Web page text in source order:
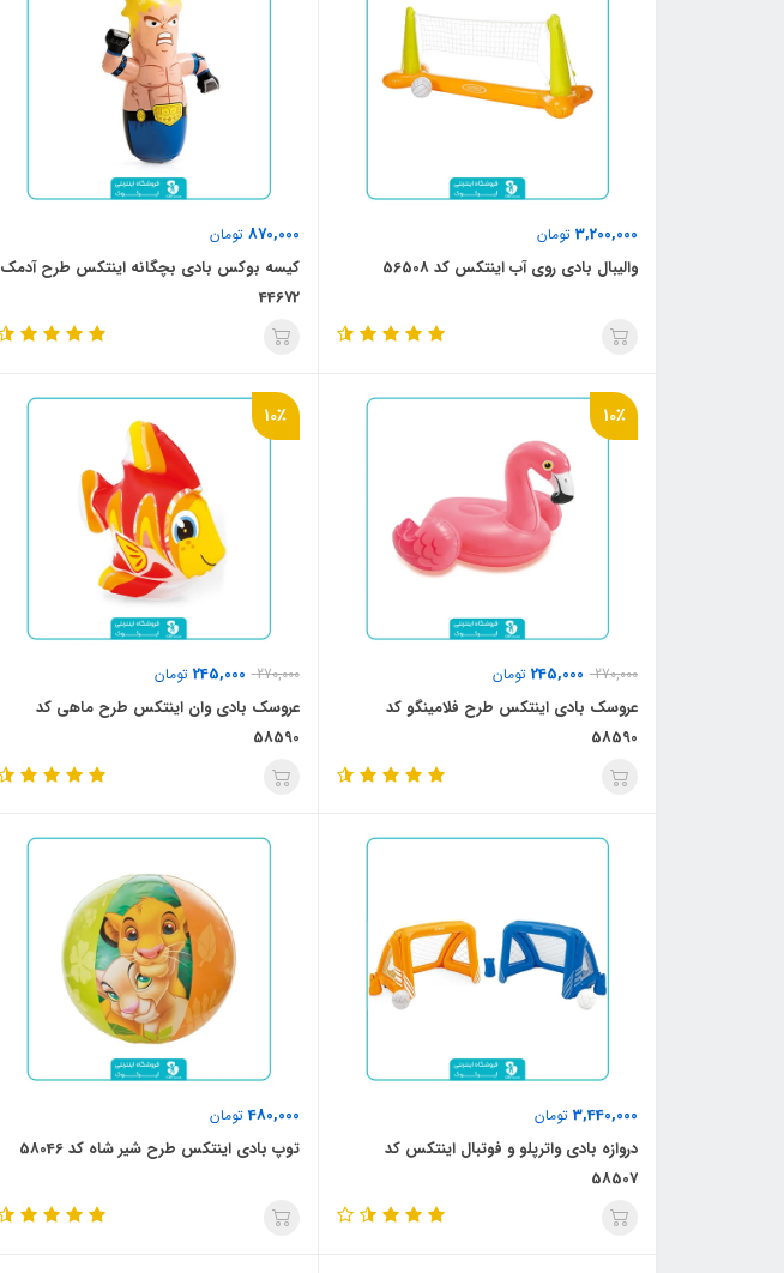
3,200,000 تومان
والیبال بادی روی آب اینتکس کد 56508
870,000 تومان
کیسه بوکس بادی بچگانه اینتکس طرح آدمک
44672
10٪
270,000
245,000 تومان
عروسک بادی اینتکس طرح فلامینگو کد
58590
10٪
270,000
245,000 تومان
عروسک بادی وان اینتکس طرح ماهی کد
58590
3,440,000 تومان
دروازه بادی واترپلو و فوتبال اینتکس کد
58507
480,000تومان
توپ بادی اینتکس طرح شیر شاه کد 58046